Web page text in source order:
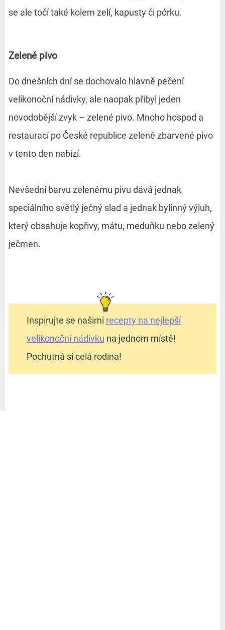
se ale točí také kolem zelí, kapusty či pórku.
Zelené pivo
Do dnešních dní se dochovalo hlavně pečení
velikonoční nádivky, ale naopak přibyl jeden
novodobější zvyk – zelené pivo. Mnoho hospod a
restaurací po České republice zeleně zbarvené pivo
v tento den nabízí.
Nevšední barvu zelenému pivu dává jednak
speciálního světlý ječný slad a jednak bylinný výluh,
který obsahuje kopřivy, mátu, meduňku nebo zelený
ječmen.
Inspirujte se našimi recepty na nejlepší
velikonoční nádivku na jednom místě!
Pochutná si celá rodina!